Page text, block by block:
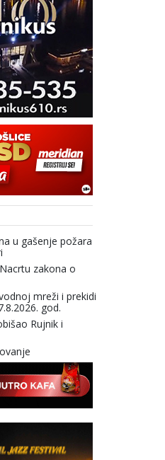
u gašenje požara
zakona o
mreži i prekidi
god.
Rujnik i